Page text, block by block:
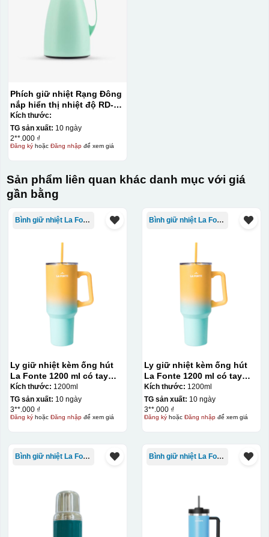
Phích giữ nhiệt Rạng Đông
nắp hiển thị nhiệt độ RD-
1045 N3.E 1L màu xanh lá
Kích thước:
TG sản xuất: 10 ngày
2**.000 ₫
Đăng kýhoặc Đăng nhậpđể xem giá
Sản phẩm liên quan khác danh mục với giá
gần bằng
Bình giữ nhiệt La Fonte
Ly giữ nhiệt kèm ống hút
La Fonte 1200 ml có tay
cầm – 012317
Kích thước: 1200ml
TG sản xuất: 10 ngày
3**.000 ₫
Đăng kýhoặc Đăng nhậpđể xem giá
Bình giữ nhiệt La Fonte
Ly giữ nhiệt kèm ống hút
La Fonte 1200 ml có tay
cầm – 012317
Kích thước: 1200ml
TG sản xuất: 10 ngày
3**.000 ₫
Đăng kýhoặc Đăng nhậpđể xem giá
Bình giữ nhiệt La Fonte Bình giữ nhiệt La Fonte